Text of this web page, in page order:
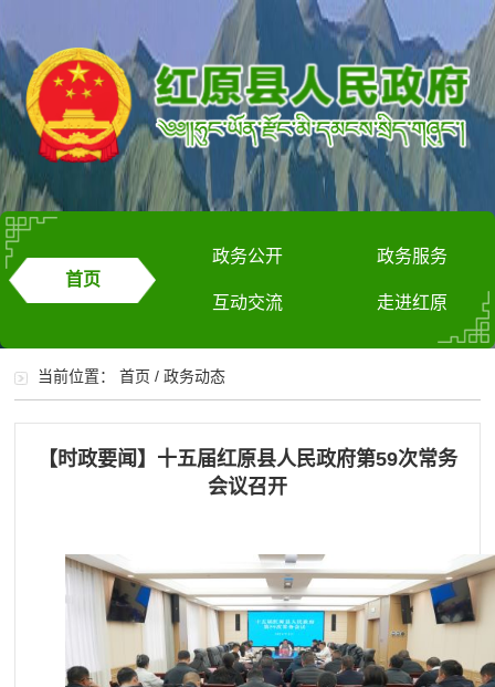
首页
政务公开 政务服务
互动交流 走进红原
当前位置：首页 /政务动态
【时政要闻】十五届红原县人民政府第59次常务
会议召开